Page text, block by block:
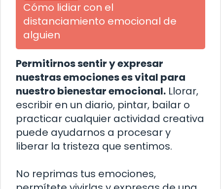
Cómo lidiar con el
distanciamiento emocional de
alguien
Permitirnos sentir y expresar
nuestras emociones es vital para
nuestro bienestar emocional. Llorar,
escribir en un diario, pintar, bailar o
practicar cualquier actividad creativa
puede ayudarnos a procesar y
liberar la tristeza que sentimos.
No reprimas tus emociones,